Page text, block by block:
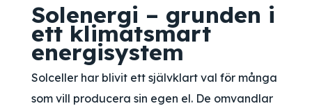
Solenergi – grunden i
ett klimatsmart
energisystem
Solceller har blivit ett självklart val för många
som vill producera sin egen el. De omvandlar